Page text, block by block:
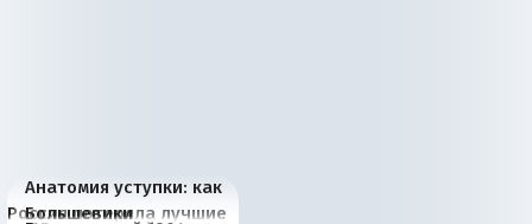
Анатомия уступки: как
Россия потеряла лучшие
Большевики